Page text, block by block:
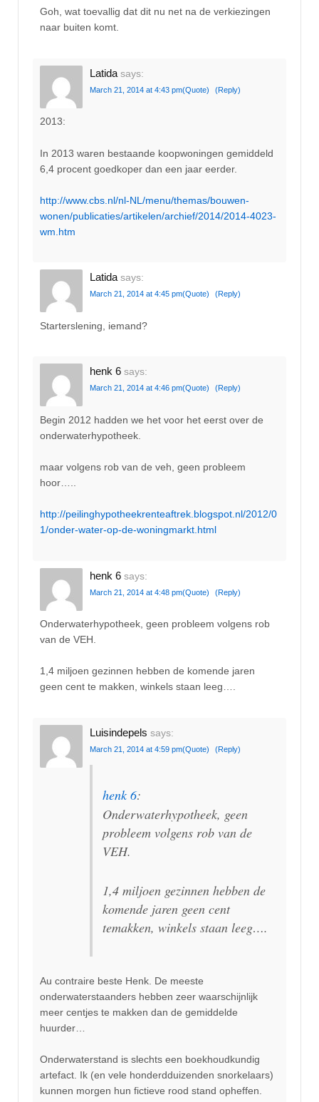
Goh, wat toevallig dat dit nu net na de verkiezingen
naar buiten komt.
Latida says:
March 21, 2014 at 4:43 pm(Quote) (Reply)
2013:
In 2013 waren bestaande koopwoningen gemiddeld
6,4 procent goedkoper dan een jaar eerder.
http://www.cbs.nl/nl-NL/menu/themas/bouwen-
wonen/publicaties/artikelen/archief/2014/2014-4023-
wm.htm
Latida says:
March 21, 2014 at 4:45 pm(Quote) (Reply)
Starterslening, iemand?
henk 6 says:
March 21, 2014 at 4:46 pm(Quote) (Reply)
Begin 2012 hadden we het voor het eerst over de
onderwaterhypotheek.
maar volgens rob van de veh, geen probleem
hoor…..
http://peilinghypotheekrenteaftrek.blogspot.nl/2012/0
1/onder-water-op-de-woningmarkt.html
henk 6 says:
March 21, 2014 at 4:48 pm(Quote) (Reply)
Onderwaterhypotheek, geen probleem volgens rob
van de VEH.
1,4 miljoen gezinnen hebben de komende jaren
geen cent te makken, winkels staan leeg….
Luisindepels says:
March 21, 2014 at 4:59 pm(Quote) (Reply)
henk 6:
Onderwaterhypotheek, geen
probleem volgens rob van de
VEH.
1,4 miljoen gezinnen hebben de
komende jaren geen cent
temakken, winkels staan leeg….
Au contraire beste Henk. De meeste
onderwaterstaanders hebben zeer waarschijnlijk
meer centjes te makken dan de gemiddelde
huurder…
Onderwaterstand is slechts een boekhoudkundig
artefact. Ik (en vele honderdduizenden snorkelaars)
kunnen morgen hun fictieve rood stand opheffen.